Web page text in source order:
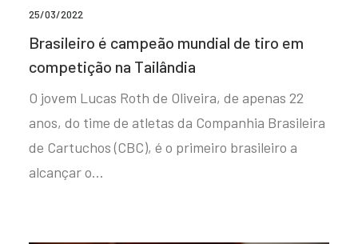
25/03/2022
Brasileiro é campeão mundial de tiro em
competição na Tailândia
O jovem Lucas Roth de Oliveira, de apenas 22
anos, do time de atletas da Companhia Brasileira
de Cartuchos (CBC), é o primeiro brasileiro a
alcançar o…